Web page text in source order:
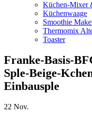
Küchen-Mixer
Küchenwaage
Smoothie
Thermomix
Toaster
Franke-Basis-
Sple-Beige-
Einbausple
22 Nov.